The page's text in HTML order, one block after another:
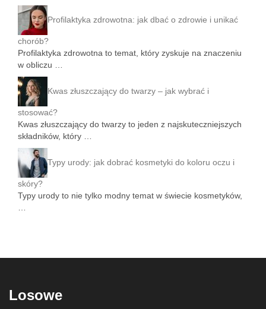
Profilaktyka zdrowotna: jak dbać o zdrowie i unikać
chorób?
Profilaktyka zdrowotna to temat, który zyskuje na znaczeniu
w obliczu …
Kwas złuszczający do twarzy – jak wybrać i
stosować?
Kwas złuszczający do twarzy to jeden z najskuteczniejszych
składników, który …
Typy urody: jak dobrać kosmetyki do koloru oczu i
skóry?
Typy urody to nie tylko modny temat w świecie kosmetyków,
…
Losowe